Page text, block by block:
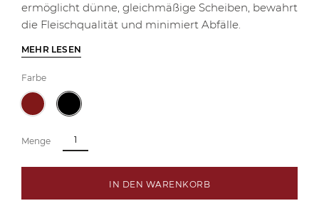
ermöglicht dünne, gleichmäßige Scheiben, bewahrt
die Fleischqualität und minimiert Abfälle.
MEHR LESEN
Farbe
Menge
IN DEN WARENKORB